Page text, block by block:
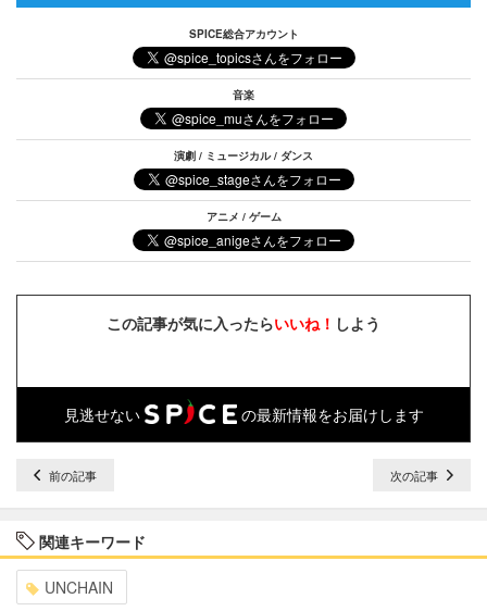
SPICE総合アカウント
音楽
演劇 / ミュージカル / ダンス
アニメ / ゲーム
この記事が気に入ったらいいね！ しよう
見逃せない の最新情報をお届けします
前の記事 次の記事
関連キーワード
UNCHAIN